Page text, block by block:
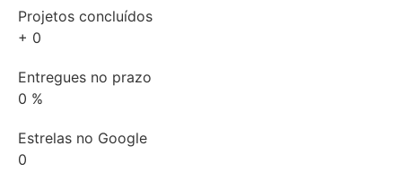
Projetos concluídos
+ 0
Entregues no prazo
0 %
Estrelas no Google
0